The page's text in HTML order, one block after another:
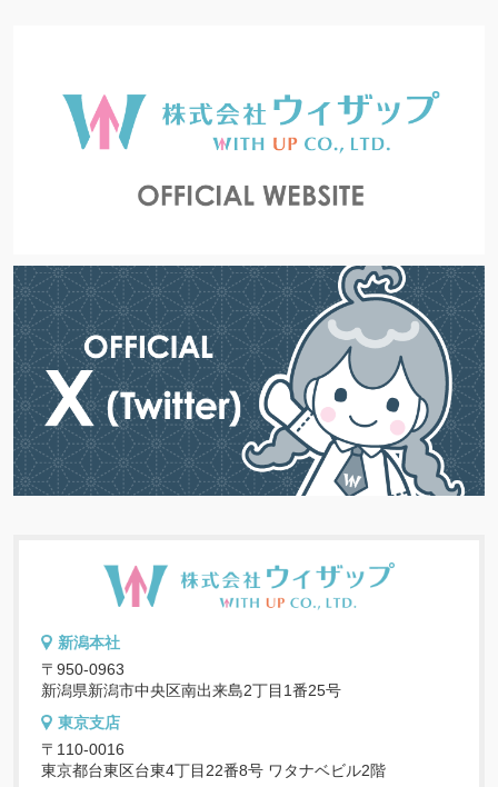
新潟本社
〒950-0963
新潟県新潟市中央区南出来島2丁目1番25号
東京支店
〒110-0016
東京都台東区台東4丁目22番8号 ワタナベビル2階